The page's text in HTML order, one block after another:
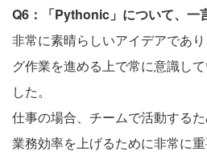
Q6：「Pythonic」について、一
非常に素晴らしいアイデアであ
グ作業を進める上で常に意識し
した。
仕事の場合、チームで活動する
業務効率を上げるために非常に重